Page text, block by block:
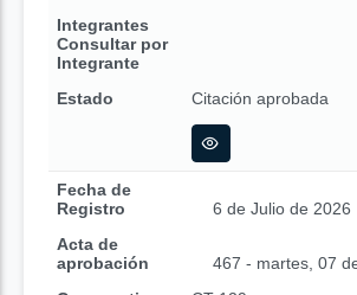
Integrantes
Consultar por
Integrante
Estado
Citación aprobada
Fecha de
Registro
6 de Julio de 2026
Acta de
aprobación
467 - martes, 07